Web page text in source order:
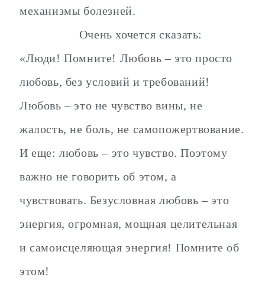
механизмы болезней.
Очень хочется сказать:
«Люди! Помните! Любовь – это просто
любовь, без условий и требований!
Любовь – это не чувство вины, не
жалость, не боль, не самопожертвование.
И еще: любовь – это чувство. Поэтому
важно не говорить об этом, а
чувствовать. Безусловная любовь – это
энергия, огромная, мощная целительная
и самоисцеляющая энергия! Помните об
этом!